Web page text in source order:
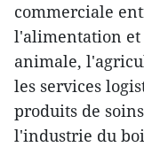
commerciale
l'alimentation et
animale,
les services
produits de
l'industrie du